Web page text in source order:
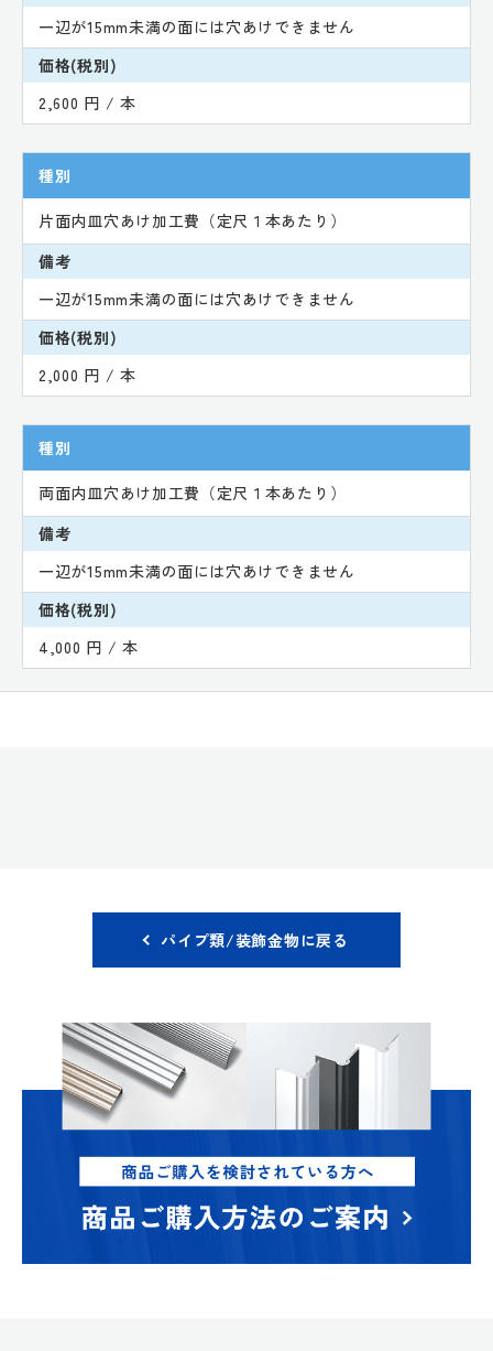
一辺が15mm未満の面には穴あけできません
価格(税別)
2,600 円 / 本
種別
片面内皿穴あけ加工費（定尺１本あたり）
備考
一辺が15mm未満の面には穴あけできません
価格(税別)
2,000 円 / 本
種別
両面内皿穴あけ加工費（定尺１本あたり）
備考
一辺が15mm未満の面には穴あけできません
価格(税別)
4,000 円 / 本
パイプ類/装飾金物に戻る